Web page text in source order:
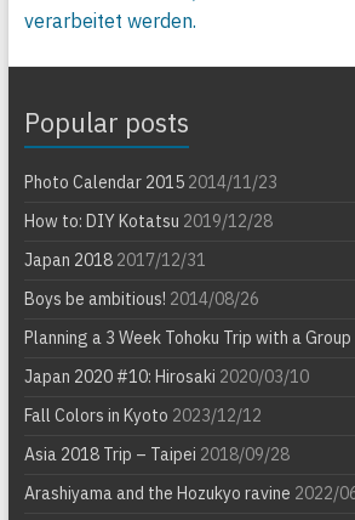
verarbeitet werden.
Popular posts
Photo Calendar 20152014/11/23
How to: DIY Kotatsu 2019/12/28
Japan 20182017/12/31
Boys be ambitious! 2014/08/26
Planning a 3 Week Tohoku Trip with a Group
Japan 2020 #10: Hirosaki 2020/03/10
Fall Colors in Kyoto 2023/12/12
Asia 2018 Trip – Taipei 2018/09/28
Arashiyama and the Hozukyo ravine 2022/